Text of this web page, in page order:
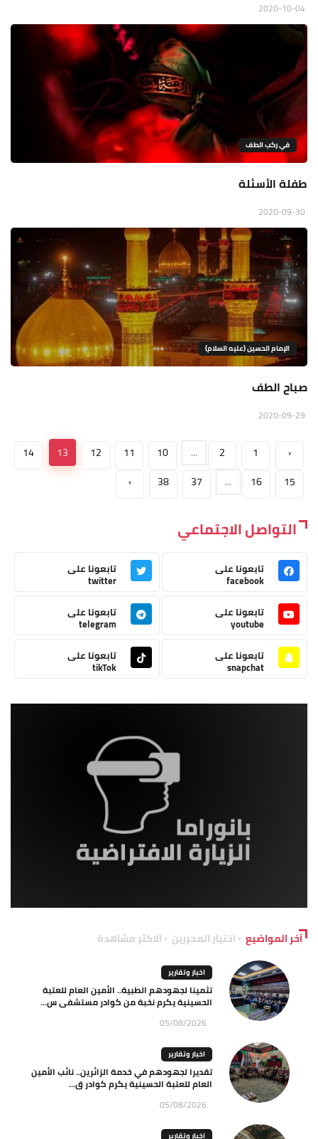
في ركب الطف
طفلة الأسئلة
الإمام الحسين (عليه السلام)
صباح الطف
‹
1
2
...
10
11
12
13
14
15
16
...
37
38
›
التواصل الاجتماعي
تابعونا على
facebook
تابعونا على
twitter
تابعونا على
youtube
تابعونا على
telegram
تابعونا على
snapchat
تابعونا على
tikTok
آخر المواضيع اختيار المحررين الاكثر مشاهدة
اخبار وتقارير
تثمينا لجهودهم الطبية.. الأمين العام للعتبة
الحسينية يكرم نخبة من كوادر مستشفى س...
05/08/2026
اخبار وتقارير
تقديرا لجهودهم في خدمة الزائرين.. نائب الأمين
العام للعتبة الحسينية يكرم كوادر ق...
05/08/2026
اخبار وتقارير